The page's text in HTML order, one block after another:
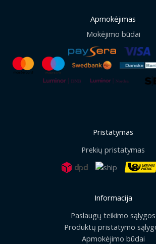
Apmokėjimas
Mokėjimo būdai
Pristatymas
Prekių pristatymas
Informacija
Paslaugų teikimo sąlygos
Produktų pristatymo
Apmokėjimo būdai